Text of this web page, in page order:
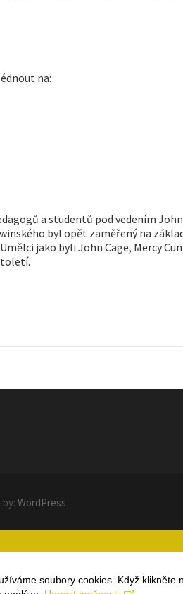
na:
a studentů pod vedením
byl opět zaměřený na
jako byli John Cage, Mercy
WordPress
soubory cookies. Když klikněte